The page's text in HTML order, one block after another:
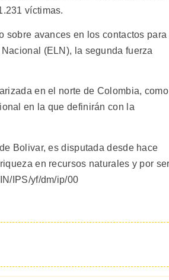
víctimas.
sobre avances en los contactos para
(ELN), la segunda fuerza
en el norte de Colombia, como
en la que definirán con la
Bolivar, es disputada desde hace
en recursos naturales y por
IPS/yf/dm/ip/00